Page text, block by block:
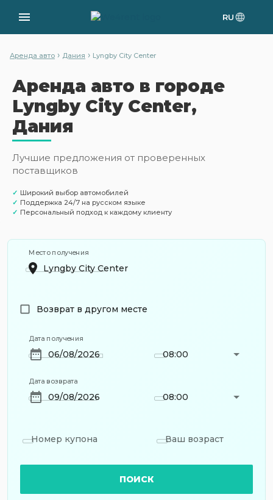
RU
Аренда авто › Дания › Lyngby City Center
Аренда авто в городе
Lyngby City Center,
Дания
Лучшие предложения от проверенных
поставщиков
✓ Широкий выбор автомобилей
✓ Поддержка 24/7 на русском языке
✓ Персональный подход к каждому клиенту
Место получения
Возврат в другом месте
Дата получения
08:00
Дата возврата
08:00
Номер купона Ваш возраст
ПОИСК